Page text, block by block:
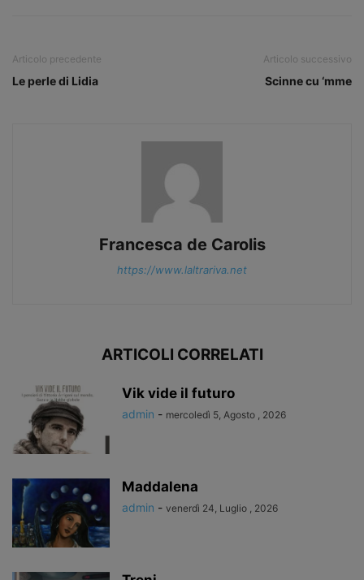
Articolo precedente
Le perle di Lidia
Articolo successivo
Scinne cu ‘mme
Francesca de Carolis
https://www.laltrariva.net
ARTICOLI CORRELATI
Vik vide il futuro
admin - mercoledì 5, Agosto , 2026
Maddalena
admin - venerdì 24, Luglio , 2026